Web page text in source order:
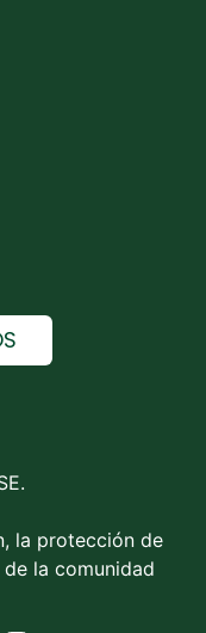
la protección de
la comunidad